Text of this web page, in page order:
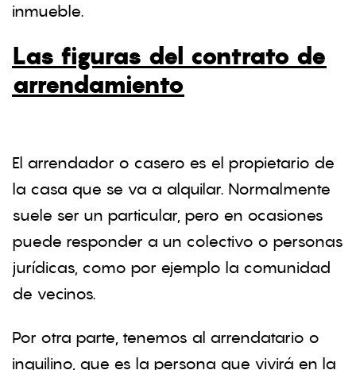
inmueble.
Las figuras del contrato de
arrendamiento
El arrendador o casero es el propietario de
la casa que se va a alquilar. Normalmente
suele ser un particular, pero en ocasiones
puede responder a un colectivo o personas
jurídicas, como por ejemplo la comunidad
de vecinos.
Por otra parte, tenemos al arrendatario o
inquilino, que es la persona que vivirá en la